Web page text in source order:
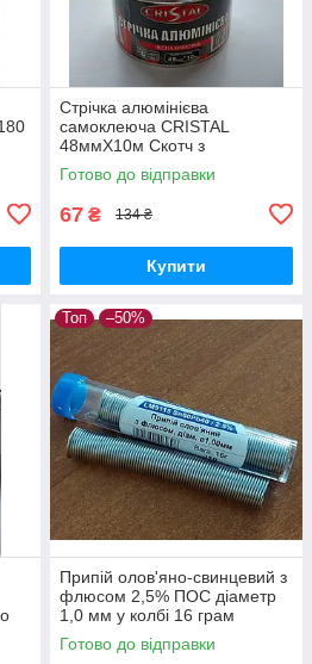
Стрічка алюмінієва
самоклеюча CRISTAL
48ммХ10м Скотч з
алюмінієвої фольги з
клейким шаром висока
термостійкість і вологозахист
Готово до відправки
67 ₴ 134 ₴
Купити
Топ –50%
Припій олов'яно-свинцевий з
флюсом 2,5% ПОС діаметр
1,0 мм у колбі 16 грам
Lemanso LM9115 для
з'єднання деталей за
Готово до відправки